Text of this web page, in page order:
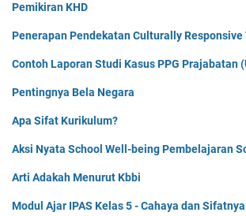
Pemikiran KHD
Penerapan Pendekatan Culturally Responsive
Contoh Laporan Studi Kasus PPG Prajabatan
Pentingnya Bela Negara
Apa Sifat Kurikulum?
Aksi Nyata School Well-being Pembelajaran
Arti Adakah Menurut Kbbi
Modul Ajar IPAS Kelas 5 - Cahaya dan Sifatnya